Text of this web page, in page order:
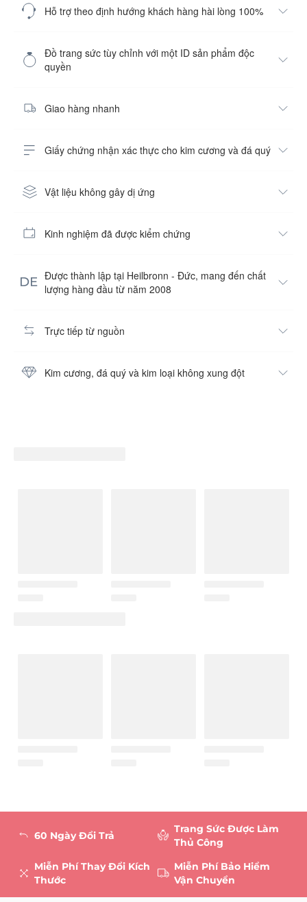
Hỗ trợ theo định hướng khách hàng hài lòng 100%
Đồ trang sức tùy chỉnh với một ID sản phẩm độc
quyền
Giao hàng nhanh
Giấy chứng nhận xác thực cho kim cương và đá quý
Vật liệu không gây dị ứng
Kinh nghiệm đã được kiểm chứng
Được thành lập tại Heilbronn - Đức, mang đến chất
lượng hàng đầu từ năm 2008
Trực tiếp từ nguồn
Kim cương, đá quý và kim loại không xung đột
60 Ngày Đổi Trả
Miễn Phí Thay Đổi Kích
Thước
Trang Sức Được Làm
Thủ Công
Miễn Phí Bảo Hiểm
Vận Chuyển